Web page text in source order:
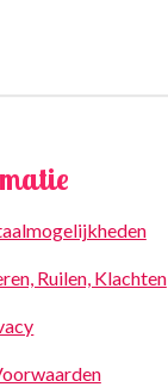
Ruilen, Klachten